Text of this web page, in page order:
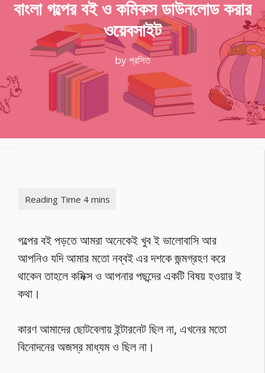
বাংলা গল্পের বই ও কমিকস ডাউনলোড করার
ওয়েবসাইট
by প্রসিত
গল্পের বই পড়তে আমরা অনেকেই খুব ই ভালোবাসি আর
আপনিও যদি আমার মতো নব্বই এর দশকে জন্মগ্রহণ করে
থাকেন তাহলে কমিক্স ও আপনার পছন্দের একটি বিষয় হওয়ার ই
কথা।
কারণ আমাদের ছোটবেলায় ইন্টারনেট ছিল না, এখনের মতো
বিনোদনের অজস্র মাধ্যম ও ছিল না।